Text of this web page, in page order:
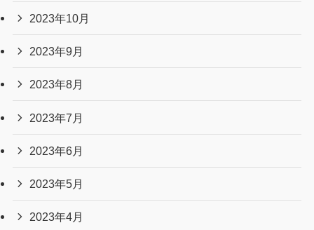
2024年11月
2024年10月
2024年9月
2024年8月
2024年7月
2024年6月
2024年4月